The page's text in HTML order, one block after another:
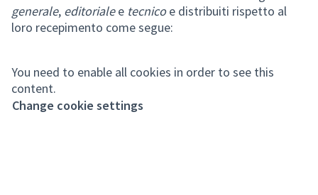
generale, editorialee tecnicoe distribuiti rispetto al
loro recepimento come segue:
You need to enable all cookies in order to see this
content.
Change cookie settings